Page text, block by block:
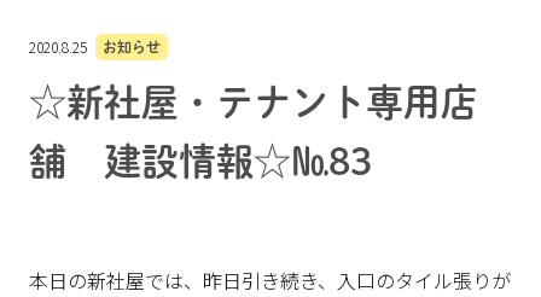
2020.8.25 お知らせ
☆新社屋・テナント専用店
舗 建設情報☆№83
本日の新社屋では、昨日引き続き、入口のタイル張りが